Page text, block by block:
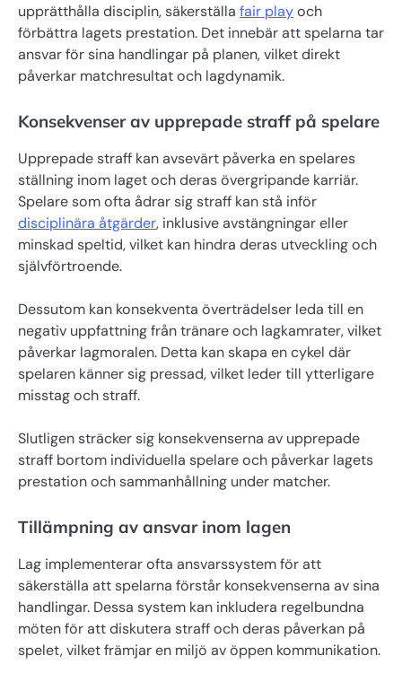
upprätthålla disciplin, säkerställa fair playoch
förbättra lagets prestation. Det innebär att spelarna tar
ansvar för sina handlingar på planen, vilket direkt
påverkar matchresultat och lagdynamik.
Konsekvenser av upprepade straff på spelare
Upprepade straff kan avsevärt påverka en spelares
ställning inom laget och deras övergripande karriär.
Spelare som ofta ådrar sig straff kan stå inför
disciplinära åtgärder, inklusive avstängningar eller
minskad speltid, vilket kan hindra deras utveckling och
självförtroende.
Dessutom kan konsekventa överträdelser leda till en
negativ uppfattning från tränare och lagkamrater, vilket
påverkar lagmoralen. Detta kan skapa en cykel där
spelaren känner sig pressad, vilket leder till ytterligare
misstag och straff.
Slutligen sträcker sig konsekvenserna av upprepade
straff bortom individuella spelare och påverkar lagets
prestation och sammanhållning under matcher.
Tillämpning av ansvar inom lagen
Lag implementerar ofta ansvarssystem för att
säkerställa att spelarna förstår konsekvenserna av sina
handlingar. Dessa system kan inkludera regelbundna
möten för att diskutera straff och deras påverkan på
spelet, vilket främjar en miljö av öppen kommunikation.